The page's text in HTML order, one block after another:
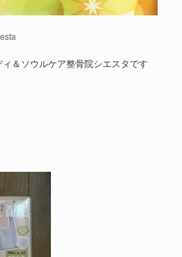
＆ソウルケア整骨院シエスタです